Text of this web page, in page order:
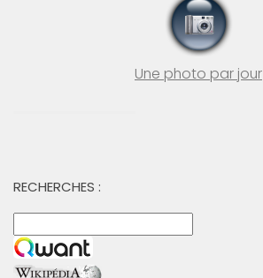
Une photo par jour
RECHERCHES :